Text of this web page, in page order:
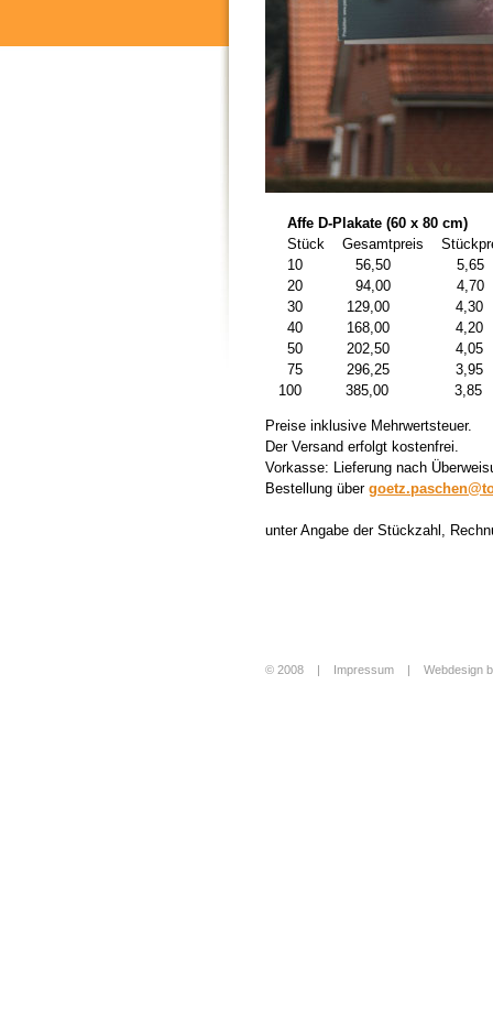
Affe D-Plakate (60 x 80 cm)
Stück Gesamtpreis
10 56,50 5,65
20 94,00 4,70
30 129,00 4,30
40 168,00 4,20
50 202,50 4,05
75 296,25 3,95
100 385,00 3,85
Preise inklusive Mehrwertsteuer.
Der Versand erfolgt kostenfrei.
Vorkasse: Lieferung nach
Bestellung über
unter Angabe der Stückzahl,
© 2008 | Impressum Webdesign